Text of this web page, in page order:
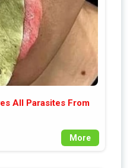
All Parasites From
More